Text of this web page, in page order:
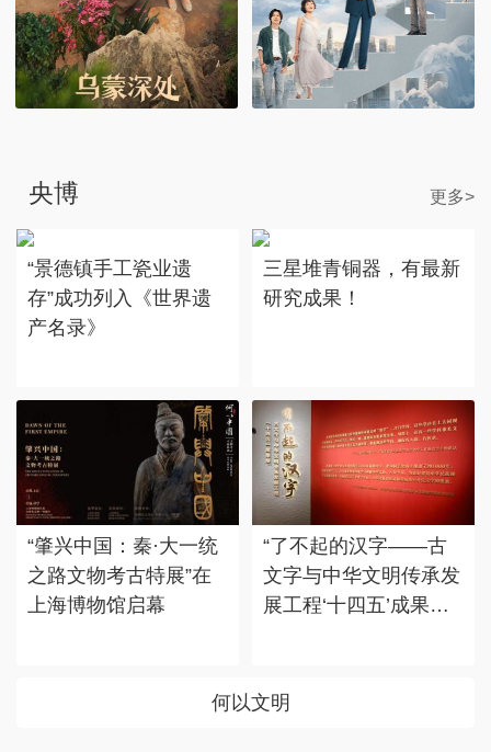
央博 更多>
“景德镇手工瓷业遗
存”成功列入《世界遗
产名录》
三星堆青铜器，有最新
研究成果！
“肇兴中国：秦·大一统
之路文物考古特展”在
上海博物馆启幕
“了不起的汉字——古
文字与中华文明传承发
展工程‘十四五’成果
何以文明